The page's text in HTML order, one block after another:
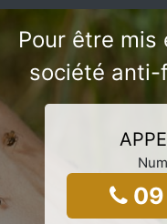
Pour être
société anti-
09